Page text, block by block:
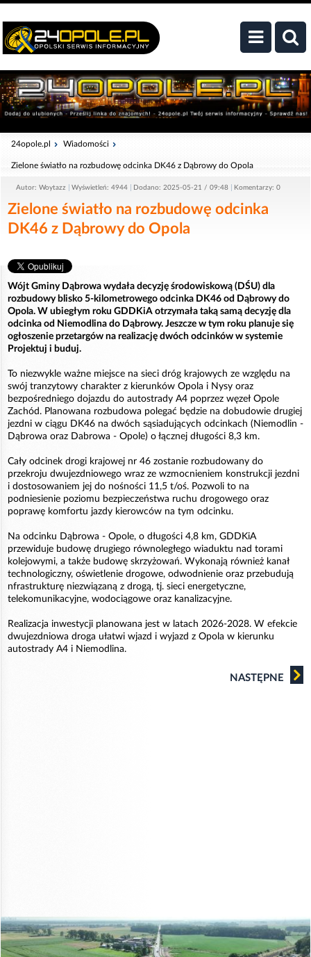
24opole.pl Wiadomości
Zielone światło na rozbudowę odcinka DK46 z Dąbrowy do Opola
Autor: Woytazz Wyświetleń: 4944 Dodano: 2025-05-21 / 09:48 Komentarzy: 0
Zielone światło na rozbudowę odcinka
DK46 z Dąbrowy do Opola
Wójt Gminy Dąbrowa wydała decyzję środowiskową (DŚU) dla
rozbudowy blisko 5-kilometrowego odcinka DK46 od Dąbrowy do
Opola. W ubiegłym roku GDDKiA otrzymała taką samą decyzję dla
odcinka od Niemodlina do Dąbrowy. Jeszcze w tym roku planuje się
ogłoszenie przetargów na realizację dwóch odcinków w systemie
Projektuj i buduj.
To niezwykle ważne miejsce na sieci dróg krajowych ze względu na
swój tranzytowy charakter z kierunków Opola i Nysy oraz
bezpośredniego dojazdu do autostrady A4 poprzez węzeł Opole
Zachód. Planowana rozbudowa polegać będzie na dobudowie drugiej
jezdni w ciągu DK46 na dwóch sąsiadujących odcinkach (Niemodlin -
Dąbrowa oraz Dabrowa - Opole) o łącznej długości 8,3 km.
Cały odcinek drogi krajowej nr 46 zostanie rozbudowany do
przekroju dwujezdniowego wraz ze wzmocnieniem konstrukcji jezdni
i dostosowaniem jej do nośności 11,5 t/oś. Pozwoli to na
podniesienie poziomu bezpieczeństwa ruchu drogowego oraz
poprawę komfortu jazdy kierowców na tym odcinku.
Na odcinku Dąbrowa - Opole, o długości 4,8 km, GDDKiA
przewiduje budowę drugiego równoległego wiaduktu nad torami
kolejowymi, a także budowę skrzyżowań. Wykonają również kanał
technologiczny, oświetlenie drogowe, odwodnienie oraz przebudują
nfrastrukturę niezwiązaną z drogą, tj. sieci energetyczne,
telekomunikacyjne, wodociągowe oraz kanalizacyjne.
Realizacja inwestycji planowana jest w latach 2026-2028. W efekcie
dwujezdniowa droga ułatwi wjazd i wyjazd z Opola w kierunku
autostrady A4 i Niemodlina.
NASTĘPNE